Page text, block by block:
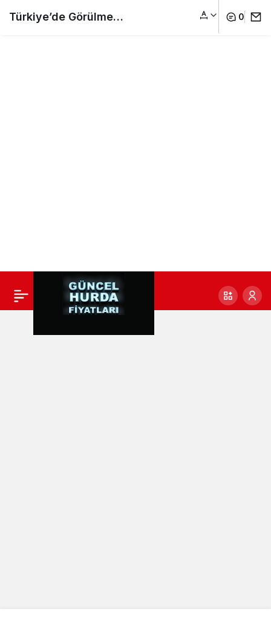
Türkiye’de Kış Tatili 0 Paylaş